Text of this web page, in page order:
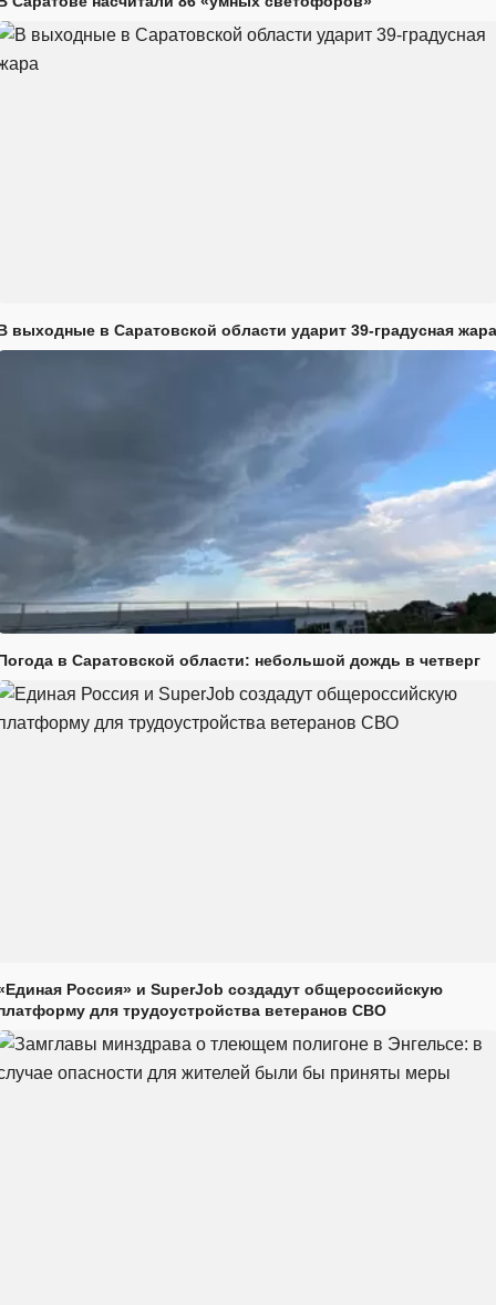
выходные в Саратовской области ударит 39-градусная жара
в Саратовской области: небольшой дождь в четверг
Россия» и SuperJob создадут общероссийскую
для трудоустройства ветеранов СВО